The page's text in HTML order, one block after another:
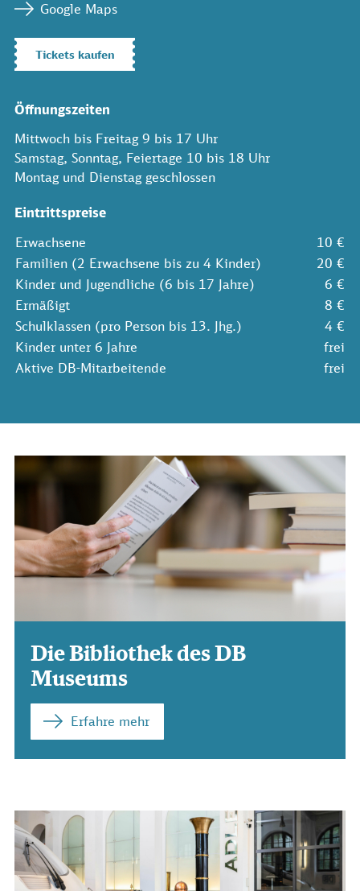
Google Maps
Tickets kaufen
Öffnungszeiten
Mittwoch bis Freitag 9 bis 17 Uhr
Samstag, Sonntag, Feiertage 10 bis 18 Uhr
Montag und Dienstag geschlossen
Eintrittspreise
Erwachsene
10 €
Familien (2 Erwachsene bis zu 4 Kinder)
20 €
Kinder und Jugendliche (6 bis 17 Jahre)
6 €
Ermäßigt
8 €
Schulklassen (pro Person bis 13. Jhg.)
4 €
Kinder unter 6 Jahre
frei
Aktive DB-Mitarbeitende
frei
Die Bibliothek des DB
Museums
Erfahre mehr